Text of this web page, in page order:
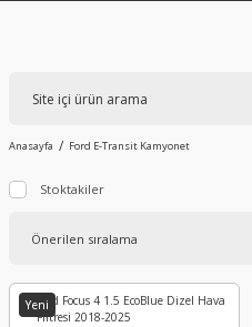
Anasayfa Ford E-Transit Kamyonet
Stoktakiler
Yeni